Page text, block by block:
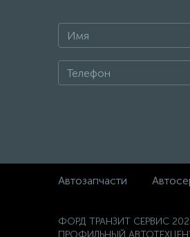
Автозапчасти
ФОРД ТРАНЗИТ СЕРВИС
ПРОФИЛЬНЫЙ